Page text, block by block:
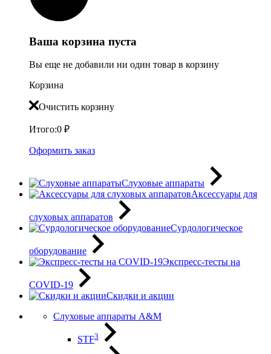
Ваша корзина пуста
Вы еще не добавили ни один товар в корзину
Корзина
Очистить корзину
Итого:0 ₽
Оформить заказ
Слуховые аппараты
Аксессуары для
слуховых аппаратов
Сурдологическое
оборудование
Экспресс-тесты на
COVID-19
Скидки и акции
Слуховые аппараты A&M
STF3